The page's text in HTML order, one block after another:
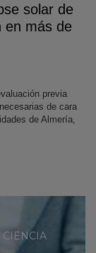
solar de
en más de
previa
de cara
de Almería,
CIENCIA